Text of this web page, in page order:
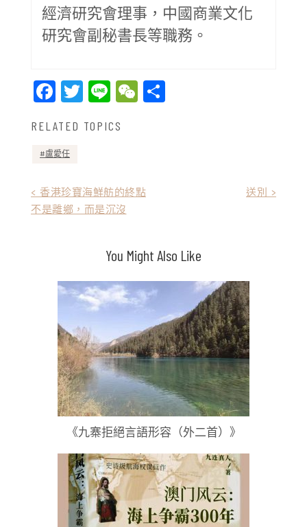
經濟研究會理事，中國商業文化
研究會副秘書長等職務。
Facebook
Twitter
LineWeChat
RELATED TOPICS
盧愛任
< 香港珍寶海鮮舫的終點
不是離鄉，而是沉沒
送別 >
You Might Also Like
《九寨拒絕言語形容（外二首）》